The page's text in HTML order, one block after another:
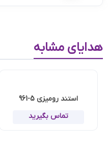
هدایای مشابه
استند رومیزی 5-961
تماس بگیرید